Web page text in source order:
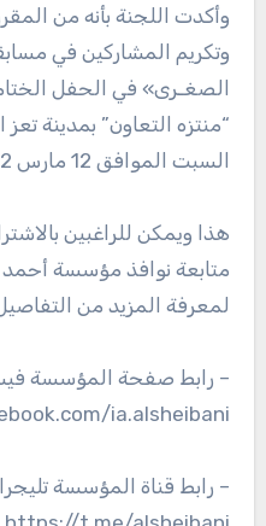
وأكدت اللجنة بأنه من
وتكريم المشاركين في
الصغـرى» في الحفل
السبت الموافق 12 مارس 2022.
هذا ويمكن للراغبين
متابعة نوافذ مؤسسة أحمد
لمعرفة المزيد من التفاصيل
– رابط صفحة المؤسسة
ia.alsheibani/
– رابط قناة المؤسسة